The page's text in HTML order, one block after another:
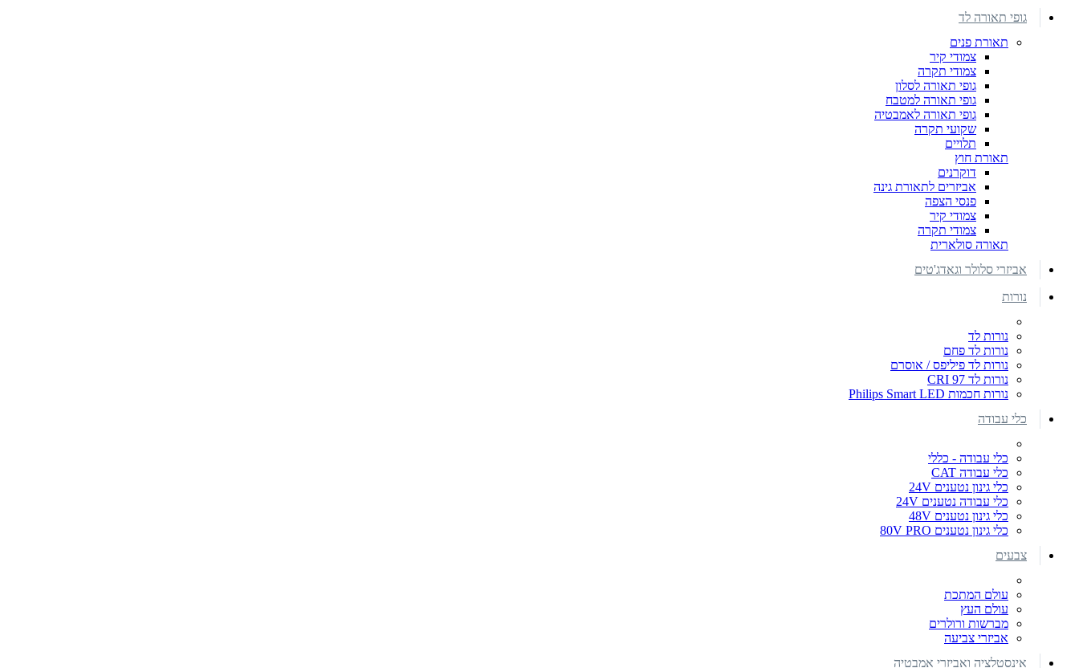
גופי תאורה לד
תאורת פנים
צמודי קיר
צמודי תקרה
גופי תאורה לסלון
גופי תאורה למטבח
גופי תאורה לאמבטיה
שקועי תקרה
תלויים
תאורת חוץ
דוקרנים
אביזרים לתאורת גינה
פנסי הצפה
צמודי קיר
צמודי תקרה
תאורה סולארית
אביזרי סלולר וגאדג'טים
נורות
נורות לד
נורות לד פחם
נורות לד פיליפס / אוסרם
נורות לד CRI 97
נורות חכמות Philips Smart LED
כלי עבודה
כלי עבודה - כללי
כלי עבודה CAT
כלי גינון נטענים 24V
כלי עבודה נטענים 24V
כלי גינון נטענים 48V
כלי גינון נטענים 80V PRO
צבעים
עולם המתכת
עולם העץ
מברשות ורולרים
אביזרי צביעה
אינסטלציה ואביזרי אמבטיה